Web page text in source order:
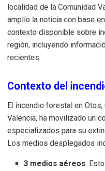
localidad de la Comunidad
amplío la noticia con base
contexto disponible sobre
región, incluyendo
recientes:
Contexto del
El incendio forestal en
Valencia, ha movilizado un
especializados para su
Los medios desplegados
3 medios aéreos: